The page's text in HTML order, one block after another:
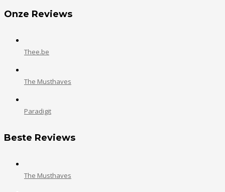
Onze Reviews
Thee.be
The Musthaves
Paradigit
Beste Reviews
The Musthaves